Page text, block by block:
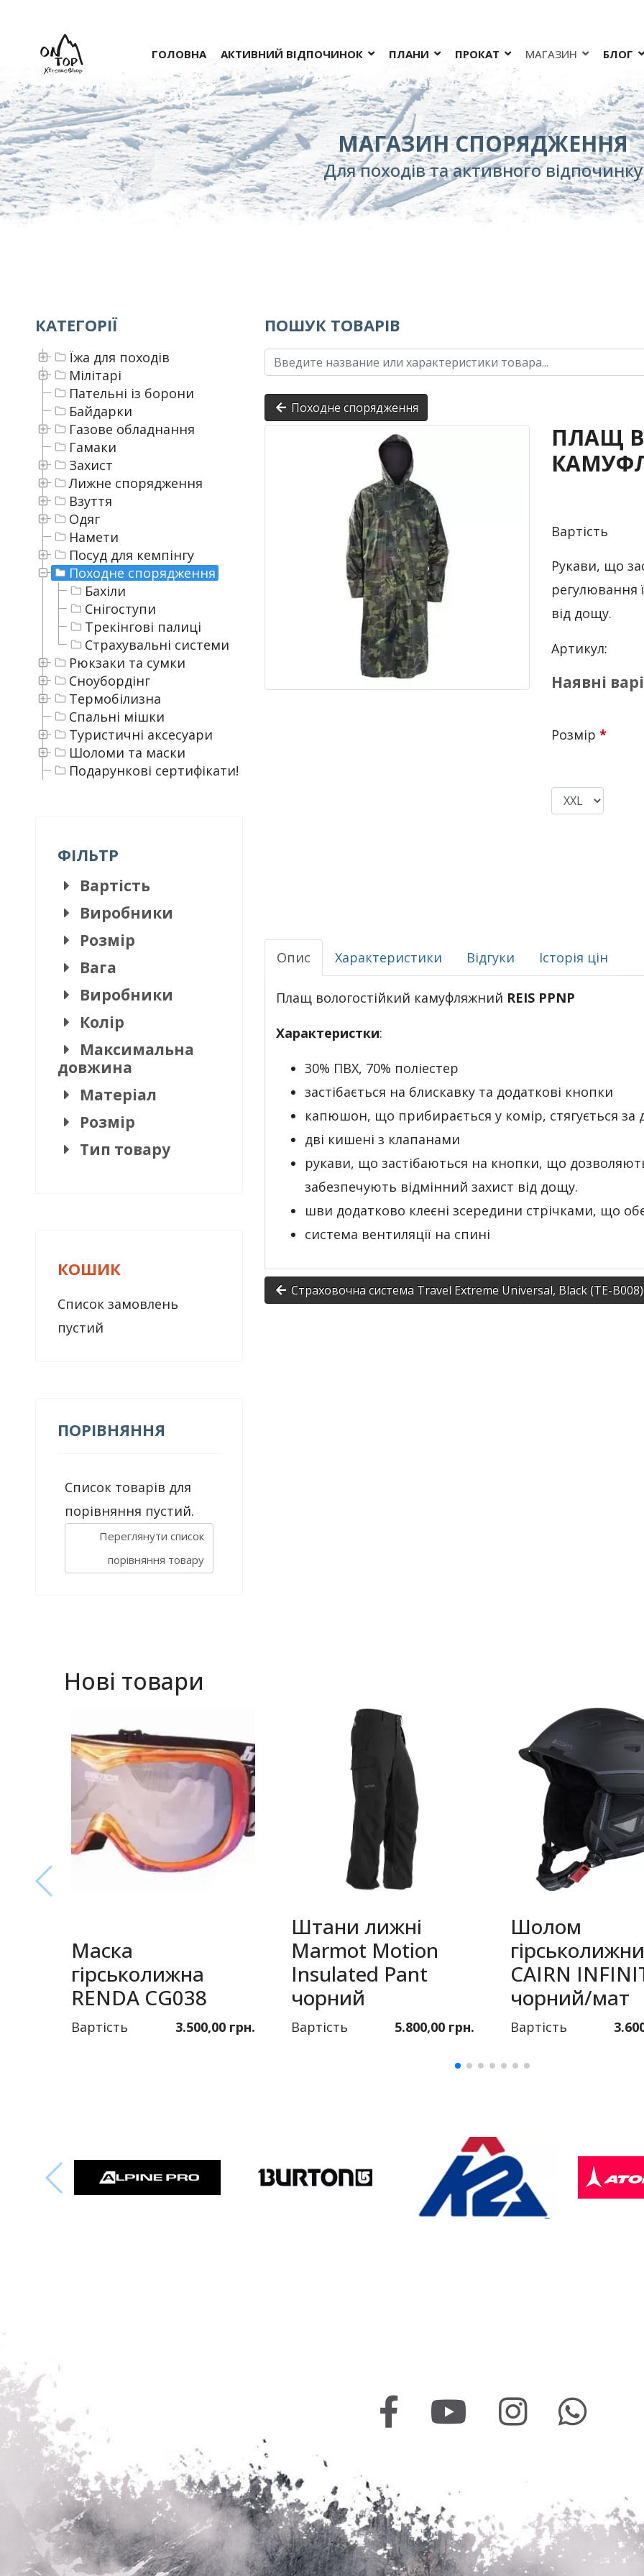
ГОЛОВНА АКТИВНИЙ ВІДПОЧИНОК ПЛАНИ ПРОКАТ МАГАЗИН БЛОГ
МАГАЗИН СПОРЯДЖЕННЯ
Для походів та активного відпочинку
КАТЕГОРІЇ
Подарункові сертифікати!
Шоломи та маски
Туристичні аксесуари
Спальні мішки
Термобілизна
Сноубордінг
Рюкзаки та сумки
Походне спорядження
Бахіли
Снігоступи
Трекінгові палиці
Страхувальні системи
Посуд для кемпінгу
Намети
Одяг
Взуття
Лижне спорядження
Захист
Гамаки
Газове обладнання
Байдарки
Пательні із борони
Мілітарі
Їжа для походів
ФІЛЬТР
Вартість
Виробники
Розмір
Вага
Виробники
Колір
Максимальна
довжина
Матеріал
Розмір
Тип товару
КОШИК
Список замовлень
пустий
ПОРІВНЯННЯ
Список товарів для
порівняння пустий.
Переглянути список
порівняння товару
ПОШУК ТОВАРІВ
Походне спорядження
ПЛАЩ
Вартість
Рукави, що
регулювання
від дощу.
Артикул:
Наявні
Розмір *
Опис Характеристики Відгуки Історія цін
Плащ вологостійкий камуфляжний REIS PPNP
Характеристки:
30% ПВХ, 70% поліестер
застібається на блискавку та додаткові кнопки
капюшон, що прибирається у комір, стягується
дві кишені з клапанами
рукави, що застібаються на кнопки, що
забезпечують відмінний захист від дощу.
шви додатково клеєні зсередини стрічками, що
система вентиляції на спині
Страховочна система Travel Extreme Universal, Black (TE-B008)
Нові товари
Маска
гірськолижна
RENDA CG038
Вартість 3.500,00 грн.
Штани лижні
Marmot Motion
Insulated Pant
чорний
Вартість 5.800,00 грн.
Шолом
CAIRN
чорний/мат
Вартість